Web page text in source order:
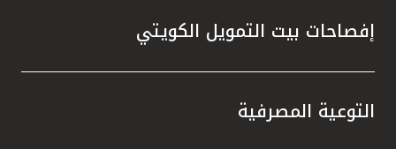
ماليزيا
تركيا
مصر
إفصاحات بيت التمويل الكويتي
التوعية المصرفية